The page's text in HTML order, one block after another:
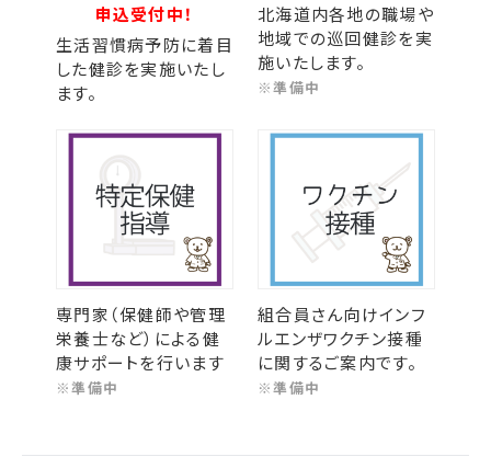
申込受付中！
生活習慣病予防に着目
した健診を実施いたし
ます。
北海道内各地の職場や
地域での巡回健診を実
施いたします。
※準備中
専門家（保健師や管理
栄養士など）による健
康サポートを行います
※準備中
組合員さん向けインフ
ルエンザワクチン接種
に関するご案内です。
※準備中